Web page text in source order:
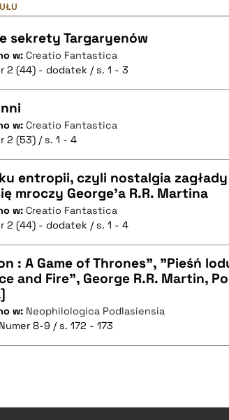
sekrety Targaryenów
w: Creatio Fantastica
2 (44) - dodatek / s. 1 - 3
TEKST
w: Creatio Fantastica
2 (53) / s. 1 - 4
TEKST
entropii, czyli nostalgia
mroczy George’a R.R. Martina
w: Creatio Fantastica
2 (44) - dodatek / s. 1 - 4
TEKST
: A Game of Thrones", "Pieśń
and Fire", George R.R. Martin,
w: Neophilologica Podlasiensia
8-9 / s. 172 - 173